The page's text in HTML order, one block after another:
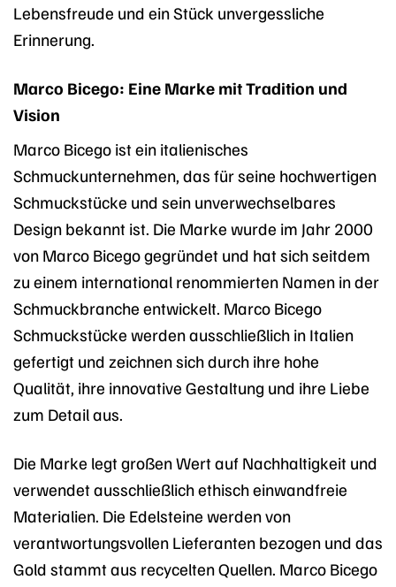
Lebensfreude und ein Stück unvergessliche
Erinnerung.
Marco Bicego: Eine Marke mit Tradition und
Vision
Marco Bicego ist ein italienisches
Schmuckunternehmen, das für seine hochwertigen
Schmuckstücke und sein unverwechselbares
Design bekannt ist. Die Marke wurde im Jahr 2000
von Marco Bicego gegründet und hat sich seitdem
zu einem international renommierten Namen in der
Schmuckbranche entwickelt. Marco Bicego
Schmuckstücke werden ausschließlich in Italien
gefertigt und zeichnen sich durch ihre hohe
Qualität, ihre innovative Gestaltung und ihre Liebe
zum Detail aus.
Die Marke legt großen Wert auf Nachhaltigkeit und
verwendet ausschließlich ethisch einwandfreie
Materialien. Die Edelsteine werden von
verantwortungsvollen Lieferanten bezogen und das
Gold stammt aus recycelten Quellen. Marco Bicego